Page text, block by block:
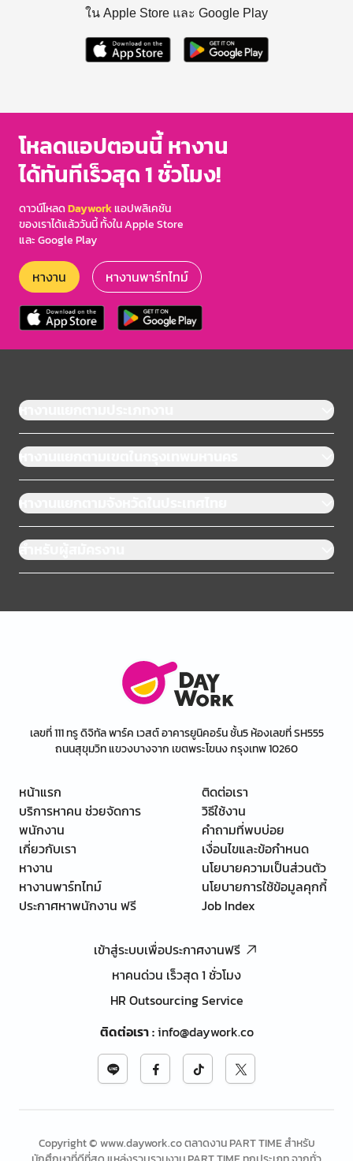
ใน Apple Store และ Google Play
โหลดแอปตอนนี้ หางาน
ได้ทันทีเร็วสุด 1 ชั่วโมง!
ดาวน์โหลดDayworkแอปพลิเคชัน
ของเราได้แล้ววันนี้ ทั้งใน Apple Store
และ Google Play
หางาน หางานพาร์ทไทม์
หางานแยกตามประเภทงาน
หางานแยกตามเขตในกรุงเทพมหานคร
หางานแยกตามจังหวัดในประเทศไทย
สำหรับผู้สมัครงาน
เลขที่ 111 ทรู ดิจิทัล พาร์ค เวสต์ อาคารยูนิคอร์น ชั้น5 ห้องเลขที่ SH555
ถนนสุขุมวิท แขวงบางจาก เขตพระโขนง กรุงเทพ 10260
หน้าแรก
บริการหาคน ช่วยจัดการ
พนักงาน
เกี่ยวกับเรา
หางาน
หางานพาร์ทไทม์
ประกาศหาพนักงาน ฟรี
ติดต่อเรา
วิธีใช้งาน
คำถามที่พบบ่อย
เงื่อนไขและข้อกำหนด
นโยบายความเป็นส่วนตัว
นโยบายการใช้ข้อมูลคุกกี้
Job Index
เข้าสู่ระบบเพื่อประกาศงานฟรี
หาคนด่วน เร็วสุด 1 ชั่วโมง
HR Outsourcing Service
ติดต่อเรา:info@daywork.co
Copyright © www.daywork.co ตลาดงาน PART TIME สำหรับ